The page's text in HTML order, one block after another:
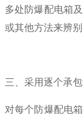
多处防爆配电箱
或其他方法来辨
三、采用逐个承
对每个防爆配电